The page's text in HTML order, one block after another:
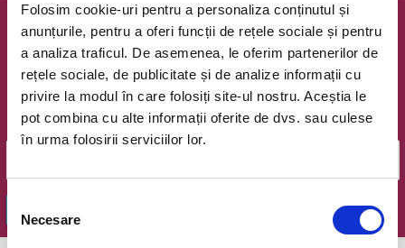
Folosim cookie-uri pentru a personaliza conținutul și
anunțurile, pentru a oferi funcții de rețele sociale și pentru
a analiza traficul. De asemenea, le oferim partenerilor de
rețele sociale, de publicitate și de analize informații cu
privire la modul în care folosiți site-ul nostru. Aceștia le
pot combina cu alte informații oferite de dvs. sau culese
în urma folosirii serviciilor lor.
consimțământului
Necesare
Newsletter @ Bilete.ro
Oferte exclusive si o editie saptamanala cu cele mai noi
evenimente.
Email